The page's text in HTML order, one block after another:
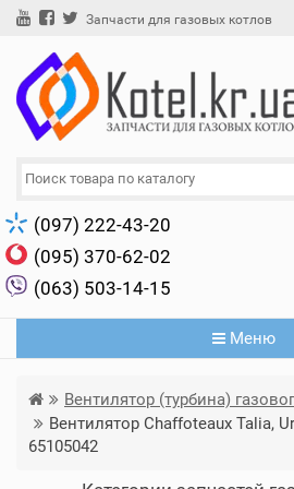
Запчасти для газовых котлов
(097) 222-43-20
(095) 370-62-02
(063) 503-14-15
Меню
Вентилятор (турбина)
Вентилятор Chaffoteaux Talia,
65105042